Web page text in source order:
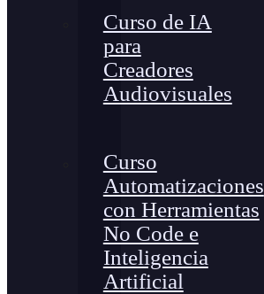
Curso de IA
para
Creadores
Audiovisuales
Curso
Automatizaciones
con Herramientas
No Code e
Inteligencia
Artificial